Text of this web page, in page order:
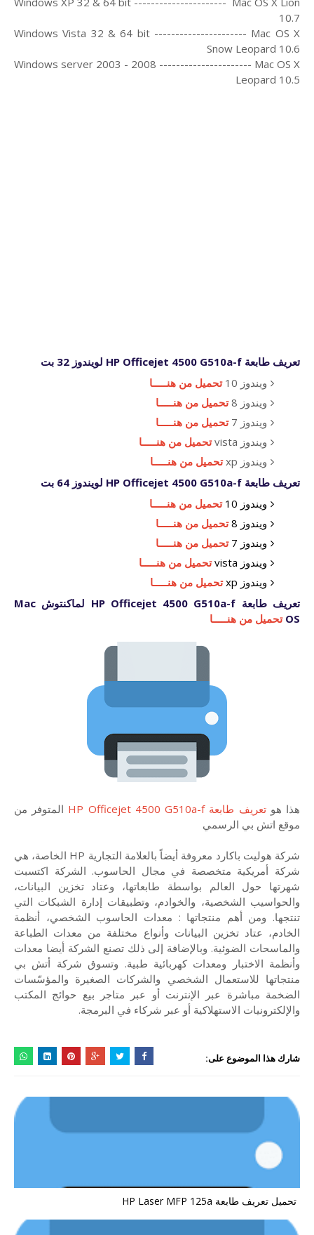
10.7
Windows Vista 32 & 64 bit ---------------------- Mac OS X
Snow Leopard 10.6
Windows server 2003 - 2008 ---------------------- Mac OS X
Leopard 10.5
تعريف طابعة HP Officejet 4500 G510a-f لويندوز 32 بت
ويندوز 10
تحميل من هنـــــا
ويندوز 8
تحميل من هنـــــا
ويندوز 7
تحميل من هنـــــا
ويندوز vista
تحميل من هنـــــا
ويندوز xp
تحميل من هنـــــا
تعريف طابعة HP Officejet 4500 G510a-f لويندوز 64 بت
ويندوز 10
تحميل من هنـــــا
ويندوز 8
تحميل من هنـــــا
ويندوز 7
تحميل من هنـــــا
ويندوز vista
تحميل من هنـــــا
ويندوز xp
تحميل من هنـــــا
تعريف طابعة HP Officejet 4500 G510a-f لماكنتوش Mac
OS تحميل من هنـــــا
هذا هوتعريف طابعة HP Officejet 4500 G510a-f
المتوفر من
موقع اتش بي الرسمي
شركة هوليت باكارد معروفة أيضاً بالعلامة التجارية HP الخاصة، هي
شركة أمريكية متخصصة في مجال الحاسوب. الشركة اكتسبت
شهرتها حول العالم بواسطة طابعاتها، وعتاد تخزين البيانات،
والحواسيب الشخصية، والخوادم، وتطبيقات إدارة الشبكات التي
تنتجها. ومن أهم منتجاتها : معدات الحاسوب الشخصي، أنظمة
الخادم، عتاد تخزين البيانات وأنواع مختلفة من معدات الطباعة
والماسحات الضوئية. وبالإضافة إلى ذلك تصنع الشركة أيضا معدات
وأنظمة الاختبار ومعدات كهربائية طبية. وتسوق شركة أتش بي
منتجاتها للاستعمال الشخصي والشركات الصغيرة والمؤسّسات
الضخمة مباشرة عبر الإنترنت أو عبر متاجر بيع حوائج المكتب
والإلكترونيات الاستهلاكية أو عبر شركاء في البرمجة.
شارك هذا الموضوع على:
تحميل تعريف طابعة HP Laser MFP 125a